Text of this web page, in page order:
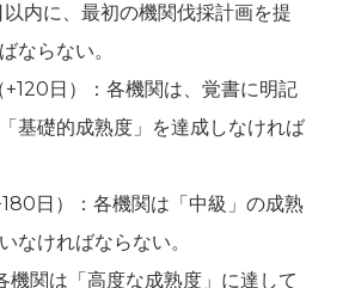
内に、最初の機関伐採計画を提
ならない。
+120日）：各機関は、覚書に明記
基礎的成熟度」を達成しなければ
日）：各機関は「中級」の成熟
なければならない。
機関は「高度な成熟度」に達して